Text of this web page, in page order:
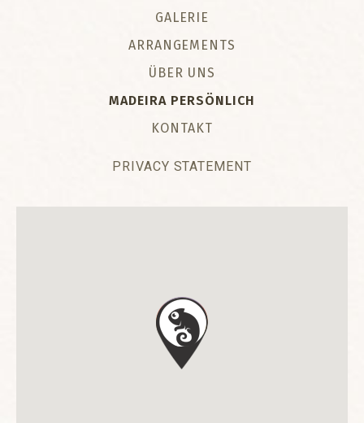
GALERIE
ARRANGEMENTS
ÜBER UNS
MADEIRA PERSÖNLICH
KONTAKT
PRIVACY STATEMENT